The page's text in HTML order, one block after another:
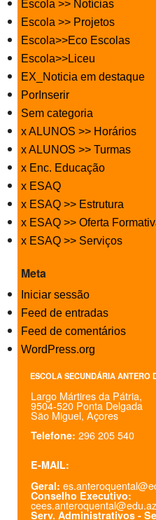
Escola >> Notícias
Escola >> Projetos
Escola>>Eco Escolas
Escola>>Liceu
EX_Noticia em destaque
PorInserir
Sem categoria
x ALUNOS >> Horários
x ALUNOS >> Turmas
x Enc. Educação
x ESAQ
x ESAQ >> Estrutura
x ESAQ >> Oferta
x ESAQ >> Serviços
Meta
Iniciar sessão
Feed de entradas
Feed de comentários
WordPress.org
ESCOLA SECUNDÁRIA ANTERO
Largo Mártires da Pátria,
9504-520 Ponta Delgada
São Miguel, Açores
Telefone: 296 205 540
E-MAIL:
Geral:
Conselho Executivo:
Serv. Administrativos -